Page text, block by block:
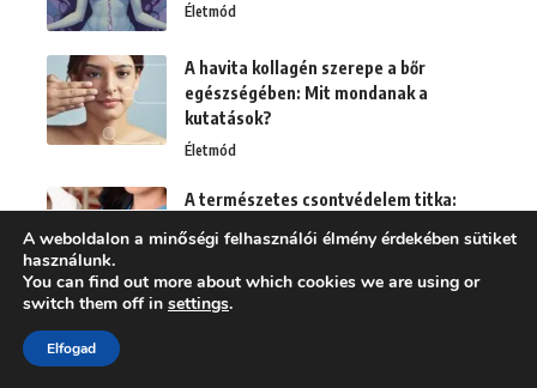
Életmód
A havita kollagén szerepe a bőr
egészségében: Mit mondanak a
kutatások?
Életmód
A természetes csontvédelem titka:
Generáltervezési trendek 2025-ben:
A weboldalon a minőségi felhasználói élmény érdekében sütiket
használunk.
You can find out more about which cookies we are using or
switch them off in settings.
Elfogad